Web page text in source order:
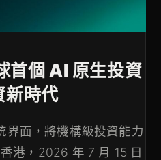
首個 AI 原生投資
新時代
界面，將機構級投資能力
港，2026 年 7 月 15 日